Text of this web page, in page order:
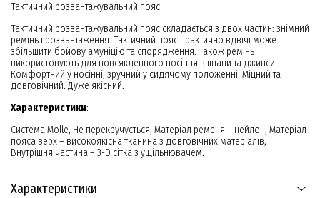
Тактичний розвантажувальний пояс
Тактичний розвантажувальний пояс складається з двох частин: знімний
ремінь і розвантаження. Тактичний пояс практично вдвічі може
збільшити бойову амуніцію та спорядження. Також ремінь
використовують для повсякденного носіння в штани та джинси.
Комфортний у носінні, зручний у сидячому положенні. Міцний та
довговічний. Дуже якісний.
Характеристики:
Система Molle, Не перекручується, Матеріал ременя – нейлон, Матеріал
пояса верх – високоякісна тканина з довговічних матеріалів,
Внутрішня частина – 3-D сітка з ущільнювачем.
Характеристики